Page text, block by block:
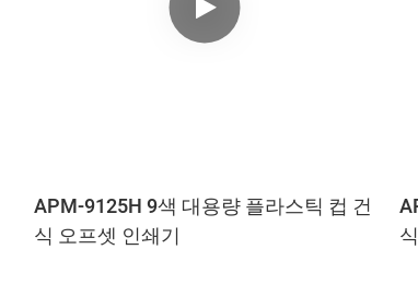
APM-9125H 9색 대용량 플라스틱 컵 건
식 오프셋 인쇄기